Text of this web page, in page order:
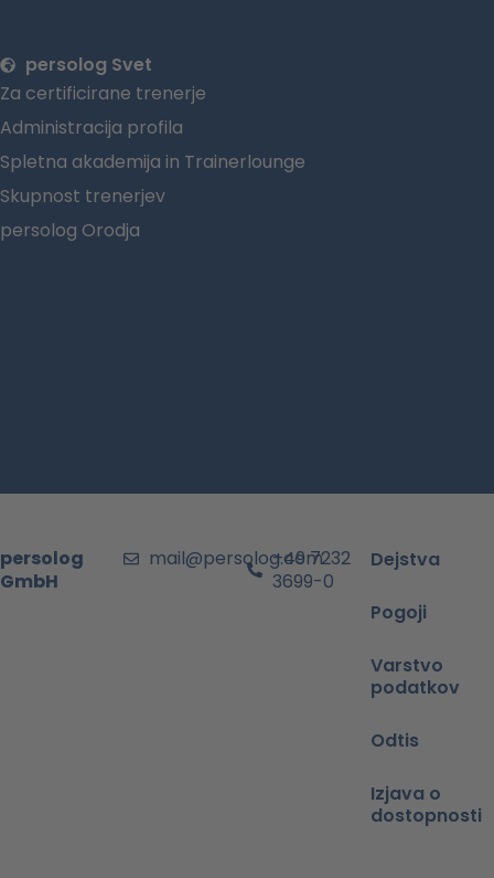
persolog Svet
Za certificirane trenerje
Administracija profila
Spletna akademija in Trainerlounge
Skupnost trenerjev
persolog Orodja
persolog
GmbH
mail@persolog.com
+49 7232
3699-0
Dejstva
Pogoji
Varstvo
podatkov
Odtis
Izjava o
dostopnosti